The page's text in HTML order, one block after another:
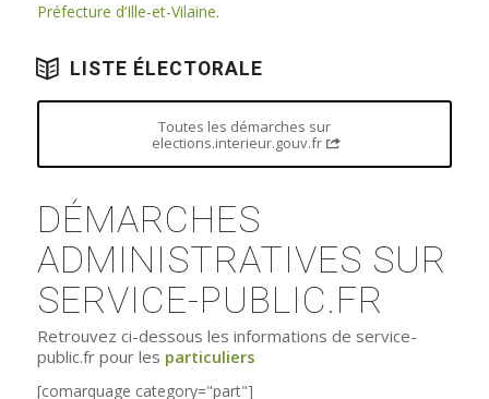
Préfecture d’Ille-et-Vilaine.
LISTE ÉLECTORALE
Toutes les démarches sur
elections.interieur.gouv.fr
DÉMARCHES
ADMINISTRATIVES SUR
SERVICE-PUBLIC.FR
Retrouvez ci-dessous les informations de service-
public.fr pour les particuliers
[comarquage category="part"]